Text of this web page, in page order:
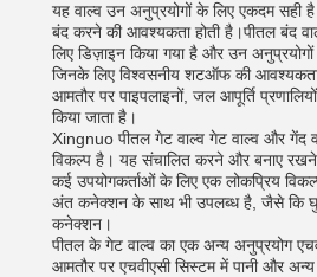
यह वाल्व उन अनुप्रयोगों के लिए एकदम सही
बंद करने की आवश्यकता होती है।पीतल बंद
लिए डिज़ाइन किया गया है और उन
जिनके लिए विश्वसनीय शटऑफ की आवश्यकता
आमतौर पर पाइपलाइनों, जल आपूर्ति
किया जाता है।
Xingnuo पीतल गेट वाल्व गेट वाल्व और गेंद
विकल्प है। यह संचालित करने और बनाए
कई उपयोगकर्ताओं के लिए एक लोकप्रिय
अंत कनेक्शन के साथ भी उपलब्ध है, जैसे कि
कनेक्शन।
पीतल के गेट वाल्व का एक अन्य अनुप्रयोग
आमतौर पर एचवीएसी सिस्टम में पानी और अन्य